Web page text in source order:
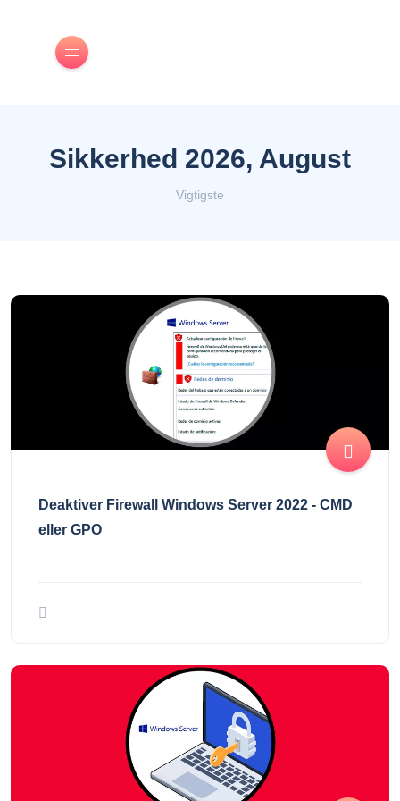
Sikkerhed 2026, August
Vigtigste
Deaktiver Firewall Windows Server 2022 - CMD
eller GPO